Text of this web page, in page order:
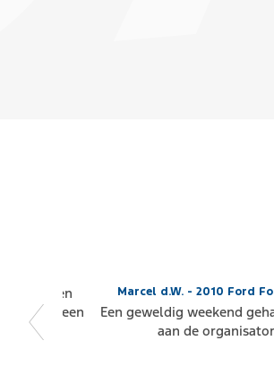
Marcel d.W. - 2010 Ford Focus
Een geweldig weekend gehad,
aan de organisatoren.